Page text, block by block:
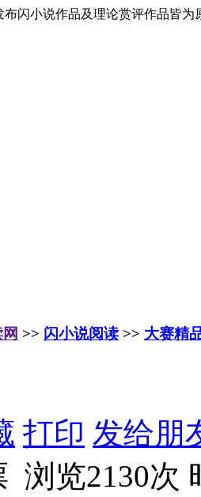
闪小说作品及理论赏评作品皆
>> 闪小说阅读 >> 大赛精
打印 发给朋
浏览2130次